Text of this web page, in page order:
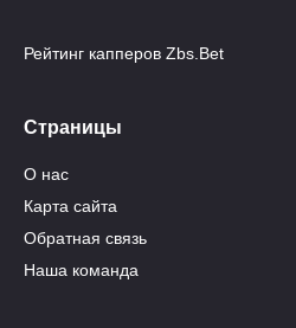
Рейтинг капперов Zbs.Bet
Страницы
О нас
Карта сайта
Обратная связь
Наша команда